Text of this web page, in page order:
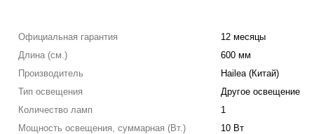
Официальная гарантия
12 месяцы
Длина (см.)
600 мм
Производитель
Hailea (Китай)
Тип освещения
Другое освещение
Количество ламп
1
Мощность освещения, суммарная (Вт.)
10 Вт